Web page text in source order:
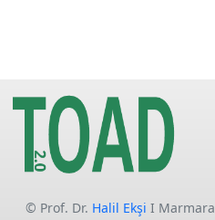
© Prof. Dr. Halil Ekşi I